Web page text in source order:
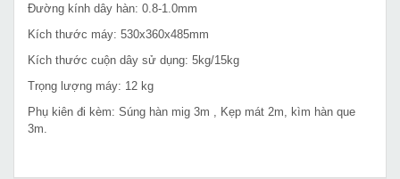
Đường kính dây hàn: 0.8-1.0mm
Kích thước máy: 530x360x485mm
Kích thước cuộn dây sử dụng: 5kg/15kg
Trọng lượng máy: 12 kg
Phụ kiên đi kèm: Súng hàn mig 3m , Kẹp mát 2m, kìm hàn que
3m.